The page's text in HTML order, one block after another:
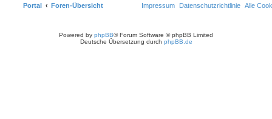
Portal Foren-Übersicht Alle
Datenschutzrichtlinie
Impressum
Powered by phpBB® Forum Software © phpBB Limited
Deutsche Übersetzung durch phpBB.de